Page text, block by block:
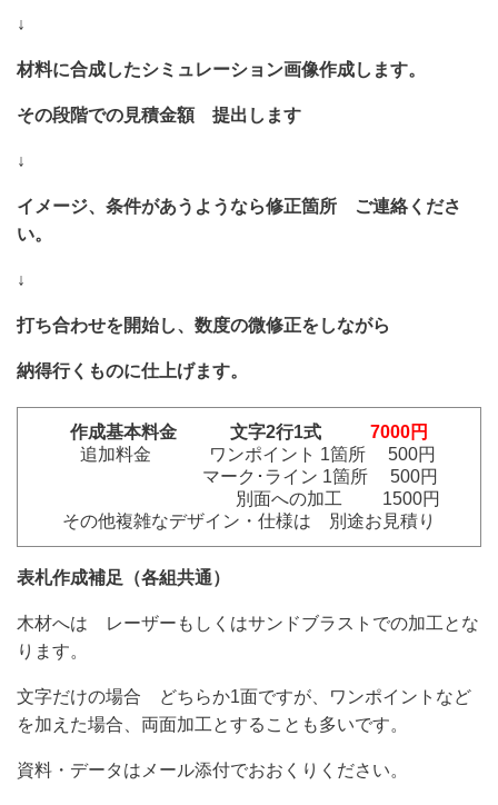
↓
材料に合成したシミュレーション画像作成します。
その段階での見積金額 提出します
↓
イメージ、条件があうようなら修正箇所 ご連絡くださ
い。
↓
打ち合わせを開始し、数度の微修正をしながら
納得行くものに仕上げます。
作成基本料金 文字2行1式 7000円
追加料金 ワンポイント 1箇所 500円
マーク･ライン 1箇所 500円
別面への加工 1500円
その他複雑なデザイン・仕様は 別途お見積り
表札作成補足（各組共通）
木材へは レーザーもしくはサンドブラストでの加工とな
ります。
文字だけの場合 どちらか1面ですが、ワンポイントなど
を加えた場合、両面加工とすることも多いです。
資料・データはメール添付でおおくりください。